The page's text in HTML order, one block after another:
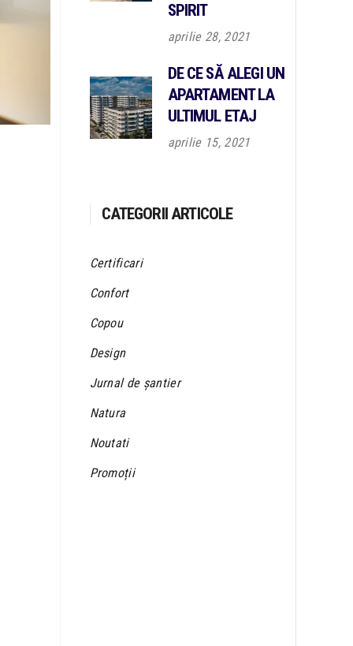
SPIRIT
aprilie 28, 2021
DE CE SĂ ALEGI UN
APARTAMENT LA
ULTIMUL ETAJ
aprilie 15, 2021
CATEGORII ARTICOLE
Certificari
Confort
Copou
Design
Jurnal de șantier
Natura
Noutati
Promoții